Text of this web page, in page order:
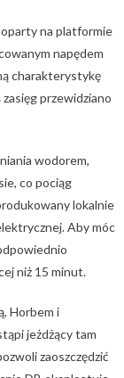
na platformie
napędem
charakterystykę
przewidziano
wodorem,
co pociąg
lokalnie
Aby móc
niż 15 minut.
Horbem i
jeżdżący tam
zaoszczędzić